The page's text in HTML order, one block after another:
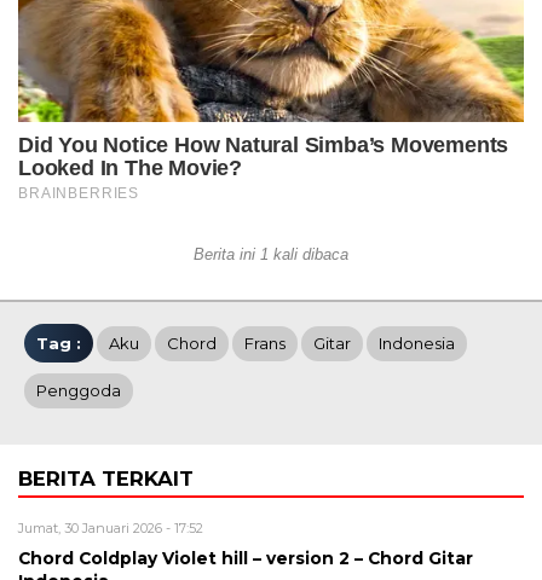
Berita ini 1 kali dibaca
Tag : Aku Chord Frans Gitar Indonesia
Penggoda
BERITA TERKAIT
Jumat, 30 Januari 2026 - 17:52
Chord Coldplay Violet hill – version 2 – Chord Gitar